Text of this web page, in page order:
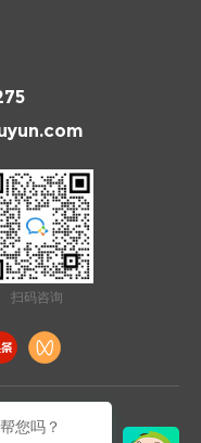
扫码咨询
术有限公司
您吗？